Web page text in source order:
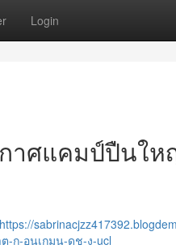
Login
าศแคมป์ปืนใ
https://
-ก-อนเกมน-ดช-ง-ucl